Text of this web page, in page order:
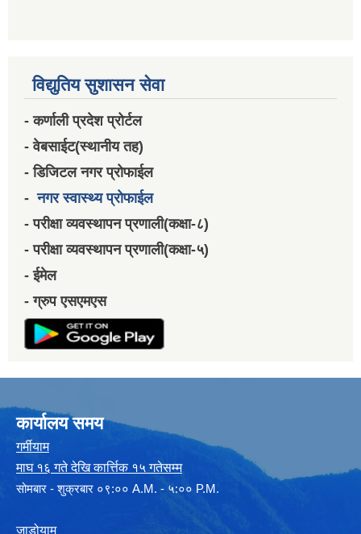
विद्युतिय सुशासन सेवा
- कर्णाली प्रदेश प्रोर्टल
- वेबसाईट(स्थानीय तह)
- डिजिटल नगर प्रोफाईल
-नगर स्वास्थ्य प्रोफाईल
- परीक्षा व्यवस्थापन प्रणाली(कक्षा-८)
- परीक्षा व्यवस्थापन प्रणाली(कक्षा-५)
- ईमेल
- ग्रुप एसएमएस
कार्यालय समय
गर्मीयाम
माघ १६ गते देखि कार्त्तिक १५ गतेसम्म
सोमबार - शुक्रबार ०९:०० A.M. - ५:०० P.M.
जाडोयाम